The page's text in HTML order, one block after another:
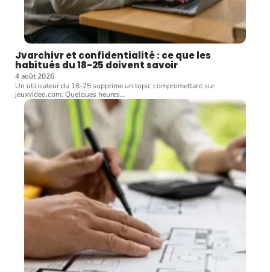
Jvarchivr et confidentialité : ce que les
habitués du 18-25 doivent savoir
4 août 2026
Un utilisateur du 18-25 supprime un topic compromettant sur
jeuxvideo.com. Quelques heures…